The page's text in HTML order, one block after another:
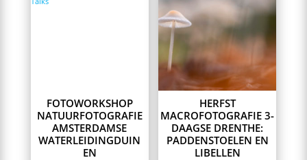
FOTOWORKSHOP
NATUURFOTOGRAFIE
AMSTERDAMSE
WATERLEIDINGDUIN
EN
HERFST
MACROFOTOGRAFIE 3-
DAAGSE DRENTHE:
PADDENSTOELEN EN
LIBELLEN
multiple
variants.
The
options
may
the
product
page